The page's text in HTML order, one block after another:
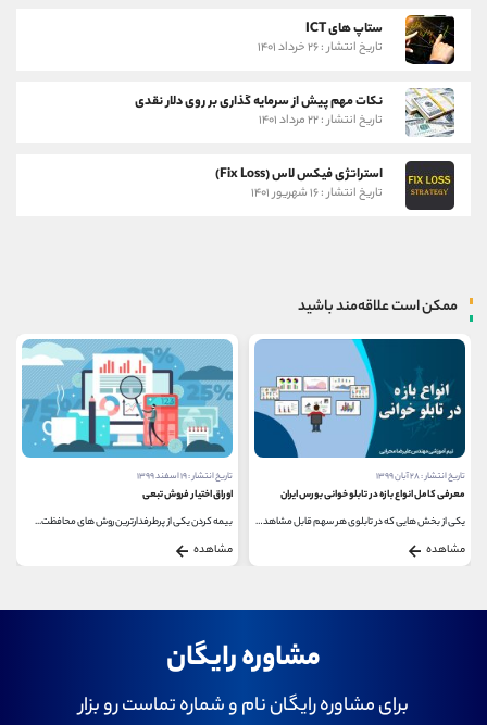
ستاپ های ICT
تاریخ انتشار : ۲۶ خرداد ۱۴۰۱
نکات مهم پیش از سرمایه گذاری بر روی دلار نقدی
تاریخ انتشار : ۲۲ مرداد ۱۴۰۱
استراتژی فیکس لاس (Fix Loss)
تاریخ انتشار : ۱۶ شهریور ۱۴۰۱
ممکن است علاقه‌مند باشید
تاریخ انتشار : ۲۸ آبان ۱۳۹۹
معرفی کامل انواع بازه در تابلو خوانی بورس ایران
یکی از بخش هایی که در تابلوی هر سهم قابل مشاهده...
مشاهده
تاریخ انتشار : ۱۹ اسفند ۱۳۹۹
اوراق اختیار فروش تبعی
بیمه کردن یکی از پرطرفدارترین روش های محافظت...
مشاهده
مشاوره رایگان
برای مشاوره رایگان نام و شماره تماست رو بزار